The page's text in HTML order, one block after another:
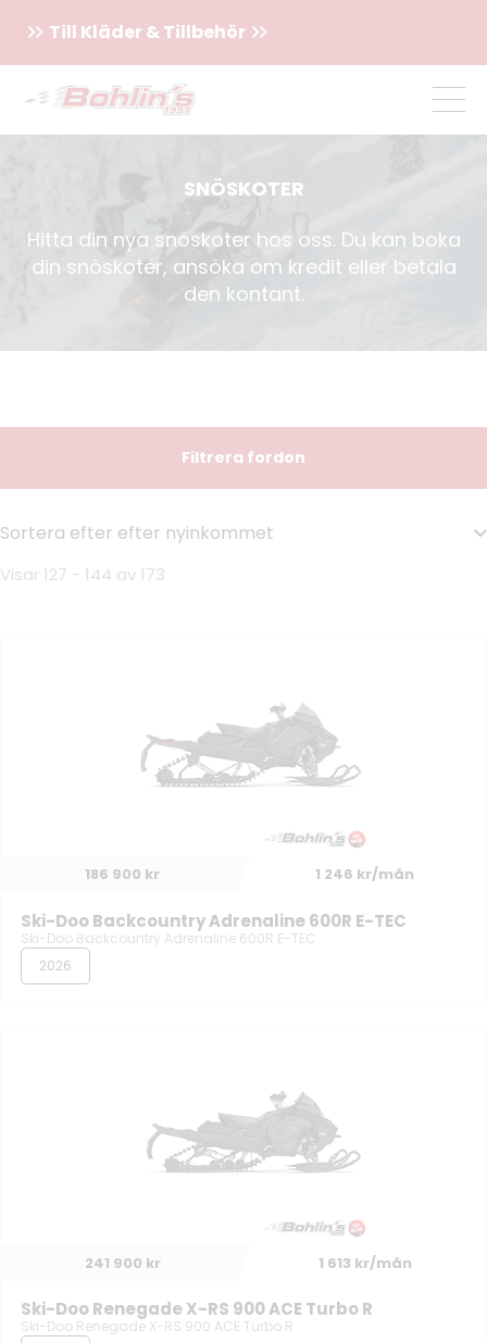
Till Kläder & Tillbehör
SNÖSKOTER
Hitta din nya snöskoter hos oss. Du kan boka
din snöskoter, ansöka om kredit eller betala
den kontant.
Filtrera fordon
Visar 127 - 144 av 173
186 900 kr 1 246 kr/mån
Ski-Doo Backcountry Adrenaline 600R E-TEC
Ski-Doo Backcountry Adrenaline 600R E-TEC
2026
241 900 kr 1 613 kr/mån
Ski-Doo Renegade X-RS 900 ACE Turbo R
Ski-Doo Renegade X-RS 900 ACE Turbo R